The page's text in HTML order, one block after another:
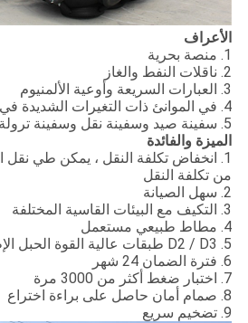
الأعراف
1. منصة بحرية
2. ناقلات النفط والغاز
3. العبارات السريعة وأوعية الألمنيوم
4. في الموانئ ذات التغيرات الشديدة في المد والجزر
5. سفينة صيد وسفينة نقل وسفينة ترولة في المحيطات
الميزة والفائدة
من تكلفة النقل
2. سهل الصيانة
3. التكيف مع البيئات القاسية المختلفة
4. مطاط طبيعي مستعمل
5. D2 / D3 طبقات عالية القوة الحبل الإطارات
6. فترة الضمان 24 شهر
7. اختبار ضغط أكثر من 3000 مرة
8. صمام أمان حاصل على براءة اختراع
9. تضخيم سريع